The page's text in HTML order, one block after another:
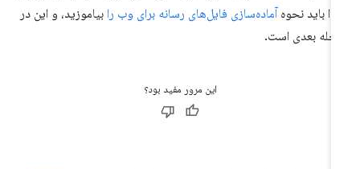
باید نحوهآماده‌سازی فایل‌های رسانه برای وب رابیاموزید، و این در
بعدی است.
این مرور مفید بود؟